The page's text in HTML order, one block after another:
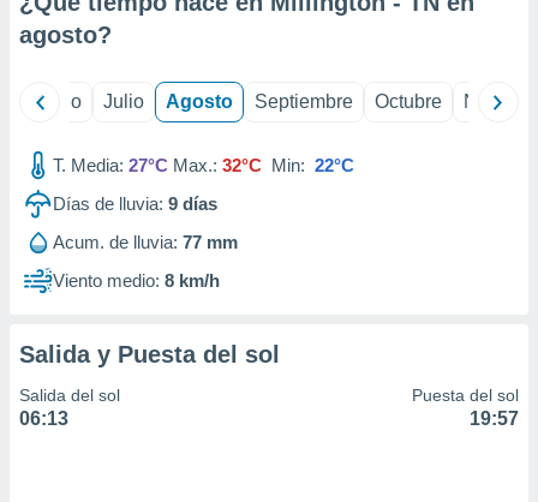
e
publicidad
publicidad
de
agosto?
Junio Julio Agosto Septiembre Octubre
T. Media: 27°C Max.: 32°C Min: 22°C
Días de lluvia: 9 días
Acum. de lluvia: 77 mm
Viento medio: 8 km/h
Salida y Puesta del sol
Salida del sol
06:13
Puesta del sol
19:57